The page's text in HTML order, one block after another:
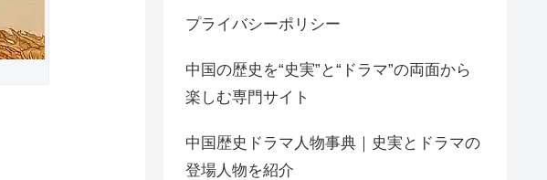
プライバシーポリシー
中国の歴史を“史実”と“ドラマ”の両面から
楽しむ専門サイト
中国歴史ドラマ人物事典｜史実とドラマの
登場人物を紹介